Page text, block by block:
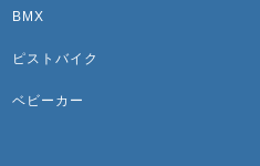
BMX
ピストバイク
ベビーカー